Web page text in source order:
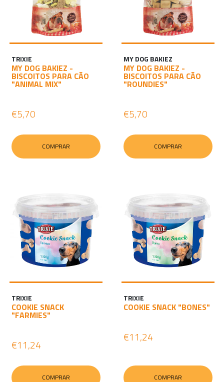
TRIXIE
MY DOG BAKIEZ -
BISCOITOS PARA CÃO
"ANIMAL MIX"
€5,70
COMPRAR
MY DOG BAKIEZ
MY DOG BAKIEZ -
BISCOITOS PARA CÃO
"ROUNDIES"
€5,70
COMPRAR
TRIXIE
COOKIE SNACK
"FARMIES"
€11,24
COMPRAR
TRIXIE
COOKIE SNACK "BONES"
€11,24
COMPRAR